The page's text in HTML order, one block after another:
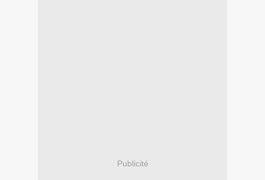
Publicité